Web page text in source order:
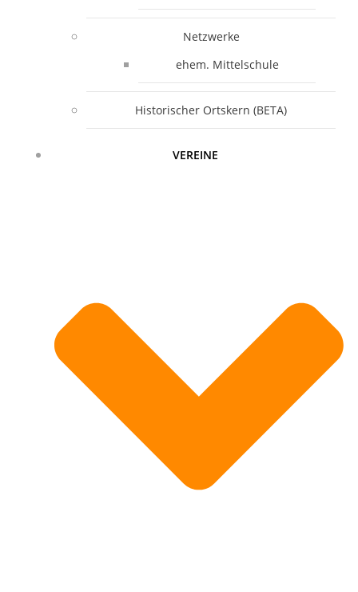
Netzwerke
ehem. Mittelschule
Historischer Ortskern (BETA)
VEREINE